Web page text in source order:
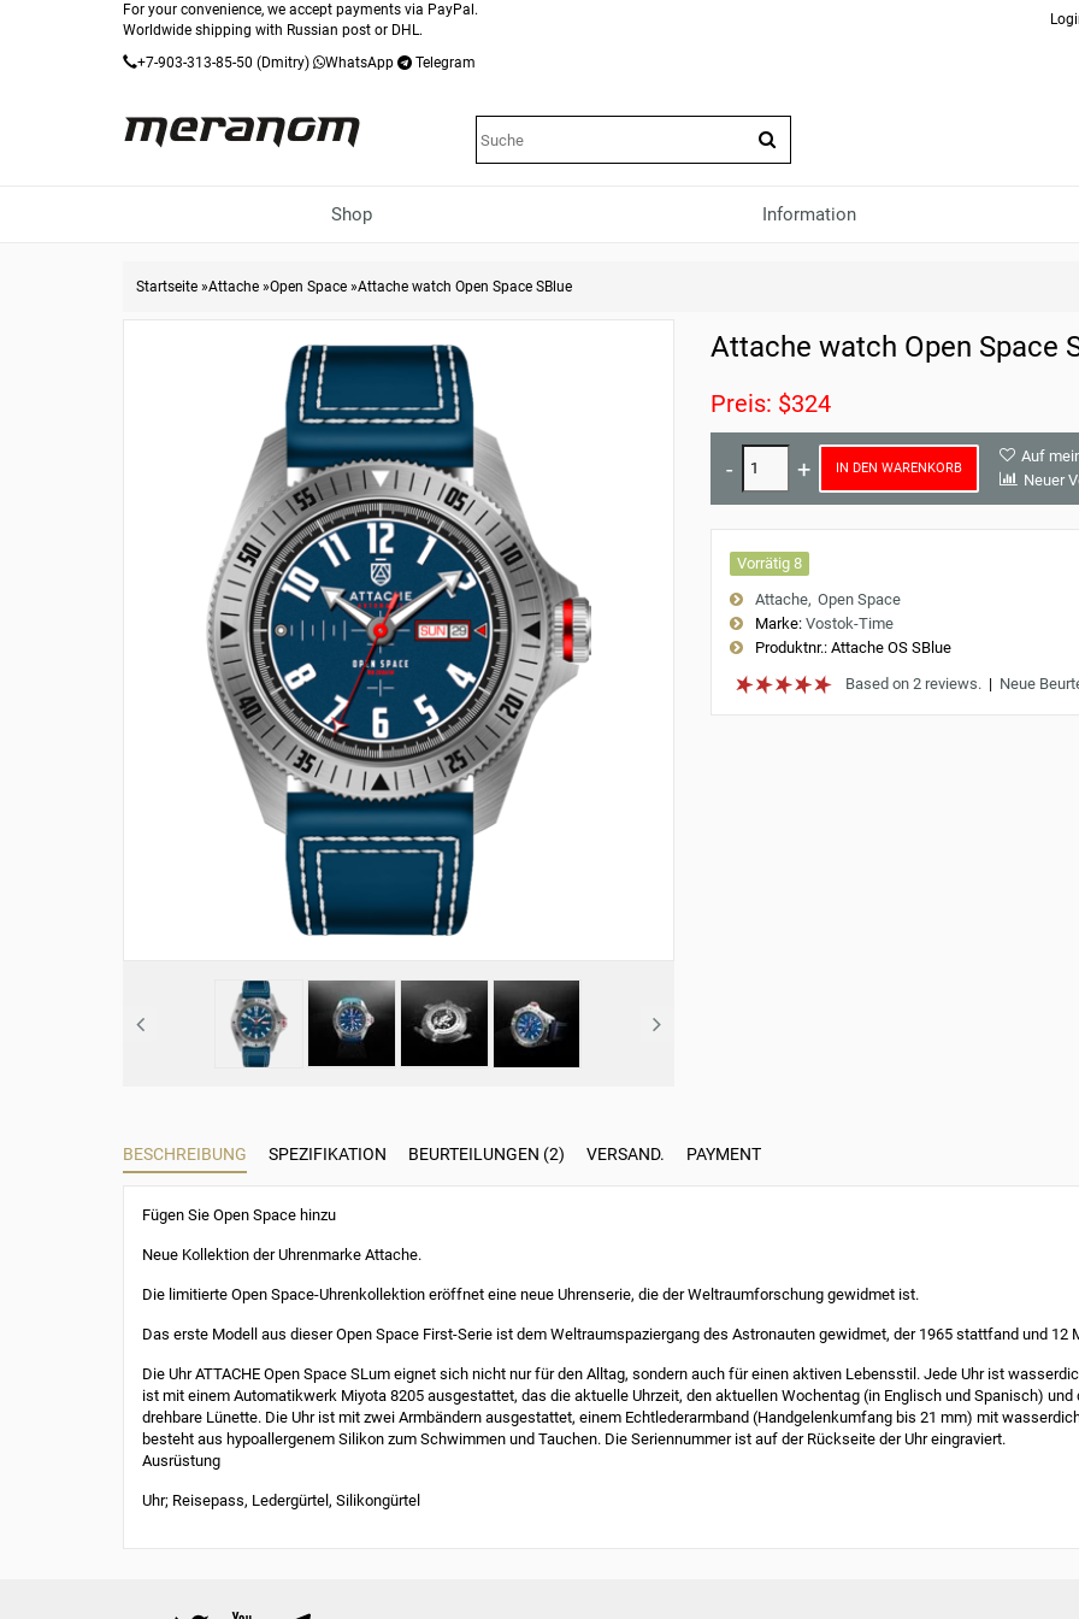
For your convenience, we accept payments via PayPal.
Worldwide shipping with Russian post or DHL.
+7-903-313-85-50 (Dmitry) WhatsApp Telegram
Shop Information
Startseite »Attache »Open Space »Attache watch Open Space SBlue
Attache watch Open Space
Preis: $324
IN DEN WARENKORB
Auf
Neuer
Vorrätig 8
Attache Open Space
Marke: Vostok-Time
Produktnr.:Attache OS SBlue
Based on 2 reviews.| Neue
BESCHREIBUNG SPEZIFIKATION BEURTEILUNGEN (2) VERSAND. PAYMENT
Fügen Sie Open Space hinzu
Neue Kollektion der Uhrenmarke Attache.
Die limitierte Open Space-Uhrenkollektion eröffnet eine neue Uhrenserie, die der Weltraumforschung gewidmet ist.
Das erste Modell aus dieser Open Space First-Serie ist dem Weltraumspaziergang des Astronauten gewidmet, der 1965 stattfand und 12
Die Uhr ATTACHE Open Space SLum eignet sich nicht nur für den Alltag, sondern auch für einen aktiven Lebensstil. Jede Uhr ist
ist mit einem Automatikwerk Miyota 8205 ausgestattet, das die aktuelle Uhrzeit, den aktuellen Wochentag (in Englisch und Spanisch)
drehbare Lünette. Die Uhr ist mit zwei Armbändern ausgestattet, einem Echtlederarmband (Handgelenkumfang bis 21 mm) mit
besteht aus hypoallergenem Silikon zum Schwimmen und Tauchen. Die Seriennummer ist auf der Rückseite der Uhr eingraviert.
Ausrüstung
Uhr; Reisepass, Ledergürtel, Silikongürtel